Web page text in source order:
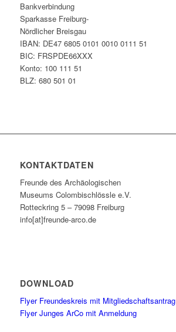
Bankverbindung
Sparkasse Freiburg-
Nördlicher Breisgau
IBAN: DE47 6805 0101 0010 0111 51
BIC: FRSPDE66XXX
Konto: 100 111 51
BLZ: 680 501 01
KONTAKTDATEN
Freunde des Archäologischen
Museums Colombischlössle e.V.
Rotteckring 5 – 79098 Freiburg
info[at]freunde-arco.de
DOWNLOAD
Flyer Freundeskreis mit Mitgliedschaftsantrag
Flyer Junges ArCo mit Anmeldung